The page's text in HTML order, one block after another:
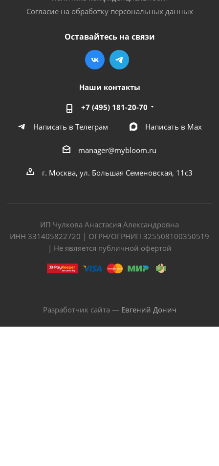
Согласие на обработку персональных данных
Оставайтесь на связи
Наши контакты
+7 (495) 181-20-70
Написать в Телеграм
Написать в Мах
manager@mybloom.ru
г. Москва, ул. Большая Семеновская, 11с3
ИП Чулкова Анастасия Александровна
ИНН 331405822720 | ОГРН/ОГРНИП 325508100350519
| Не является публичной офертой
Разработчик сайта — Евгений Донич